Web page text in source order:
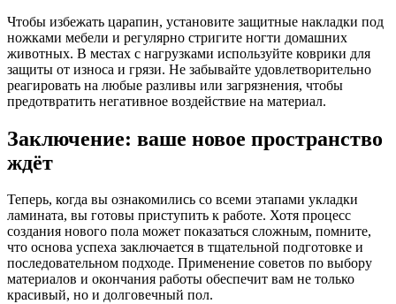
Чтобы избежать царапин, установите защитные накладки под
ножками мебели и регулярно стригите ногти домашних
животных. В местах с нагрузками используйте коврики для
защиты от износа и грязи. Не забывайте удовлетворительно
реагировать на любые разливы или загрязнения, чтобы
предотвратить негативное воздействие на материал.
Заключение: ваше новое пространство
ждёт
Теперь, когда вы ознакомились со всеми этапами укладки
ламината, вы готовы приступить к работе. Хотя процесс
создания нового пола может показаться сложным, помните,
что основа успеха заключается в тщательной подготовке и
последовательном подходе. Применение советов по выбору
материалов и окончания работы обеспечит вам не только
красивый, но и долговечный пол.